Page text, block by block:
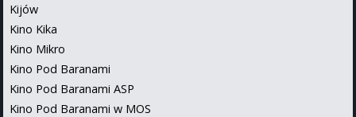
Kijów
Kino Kika
Kino Mikro
Kino Pod Baranami
Kino Pod Baranami ASP
Kino Pod Baranami w MOS